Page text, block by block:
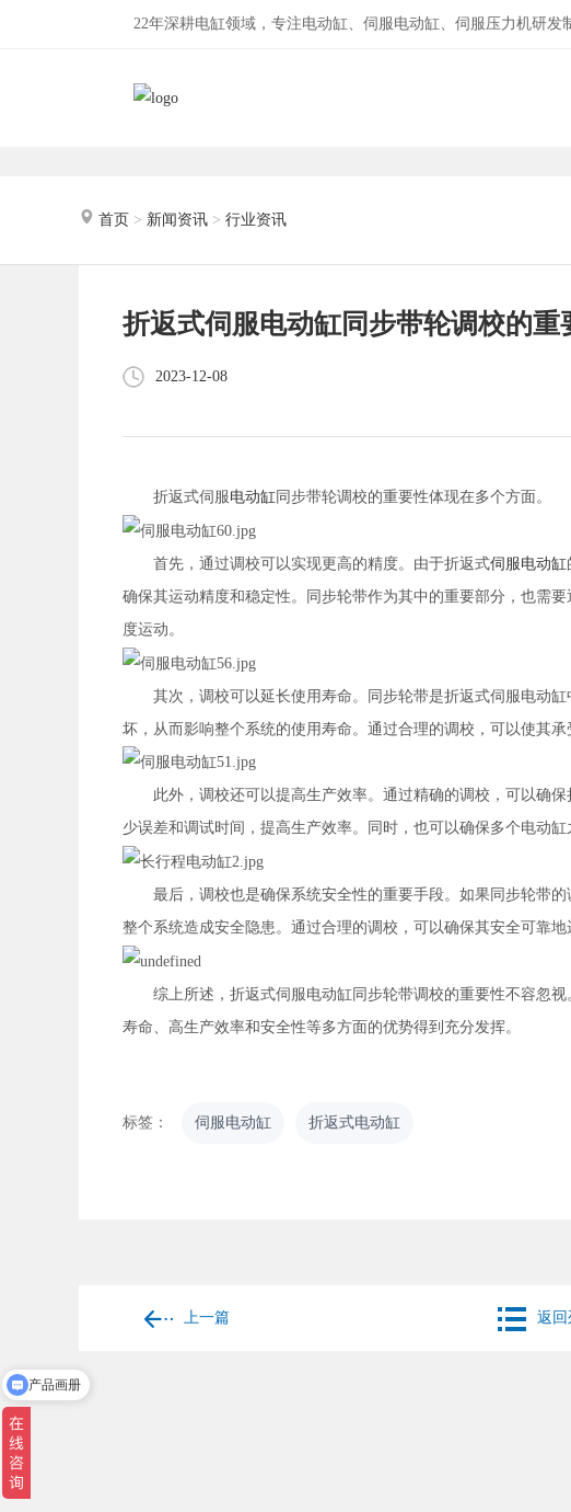
22年深耕电缸领域，专注电动缸、伺服电动缸、伺服压力机研发
首页 > 新闻资讯 > 行业资讯
折返式伺服电动缸同步带轮调校的重
2023-12-08
折返式伺服电动缸 同步带轮调校的重要性体现在多个方面。
首先，通过调校可以实现更高的精度。由于折返式伺服电动缸
确保其运动精度和稳定性。同步轮带作为其中的重要部分，也需
度运动。
其次，调校可以延长使用寿命。同步轮带是折返式伺服电动缸
坏，从而影响整个系统的使用寿命。通过合理的调校，可以使其
此外，调校还可以提高生产效率。通过精确的调校，可以确保
少误差和调试时间，提高生产效率。同时，也可以确保多个电动
最后，调校也是确保系统安全性的重要手段。如果同步轮带的
整个系统造成安全隐患。通过合理的调校，可以确保其安全可靠地
综上所述，折返式伺服电动缸同步轮带调校的重要性不容忽视
寿命、高生产效率和安全性等多方面的优势得到充分发挥。
标签： 伺服电动缸 折返式电动缸
上一篇 返回
产品画册